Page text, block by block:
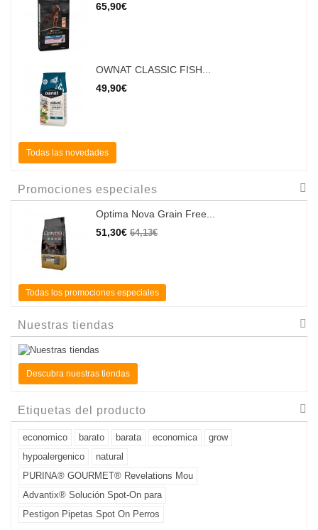
65,90€
OWNAT CLASSIC FISH...
49,90€
Todas las novedades
Promociones especiales
Optima Nova Grain Free...
51,30€ 64,13€
Todas los promociones especiales
Nuestras tiendas
Descubra nuestras tiendas
Etiquetas del producto
economico barato barata economica
grow
hypoalergenico
natural
PURINA® GOURMET® Revelations Mou
Advantix® Solución Spot-On para
Pestigon Pipetas Spot On Perros